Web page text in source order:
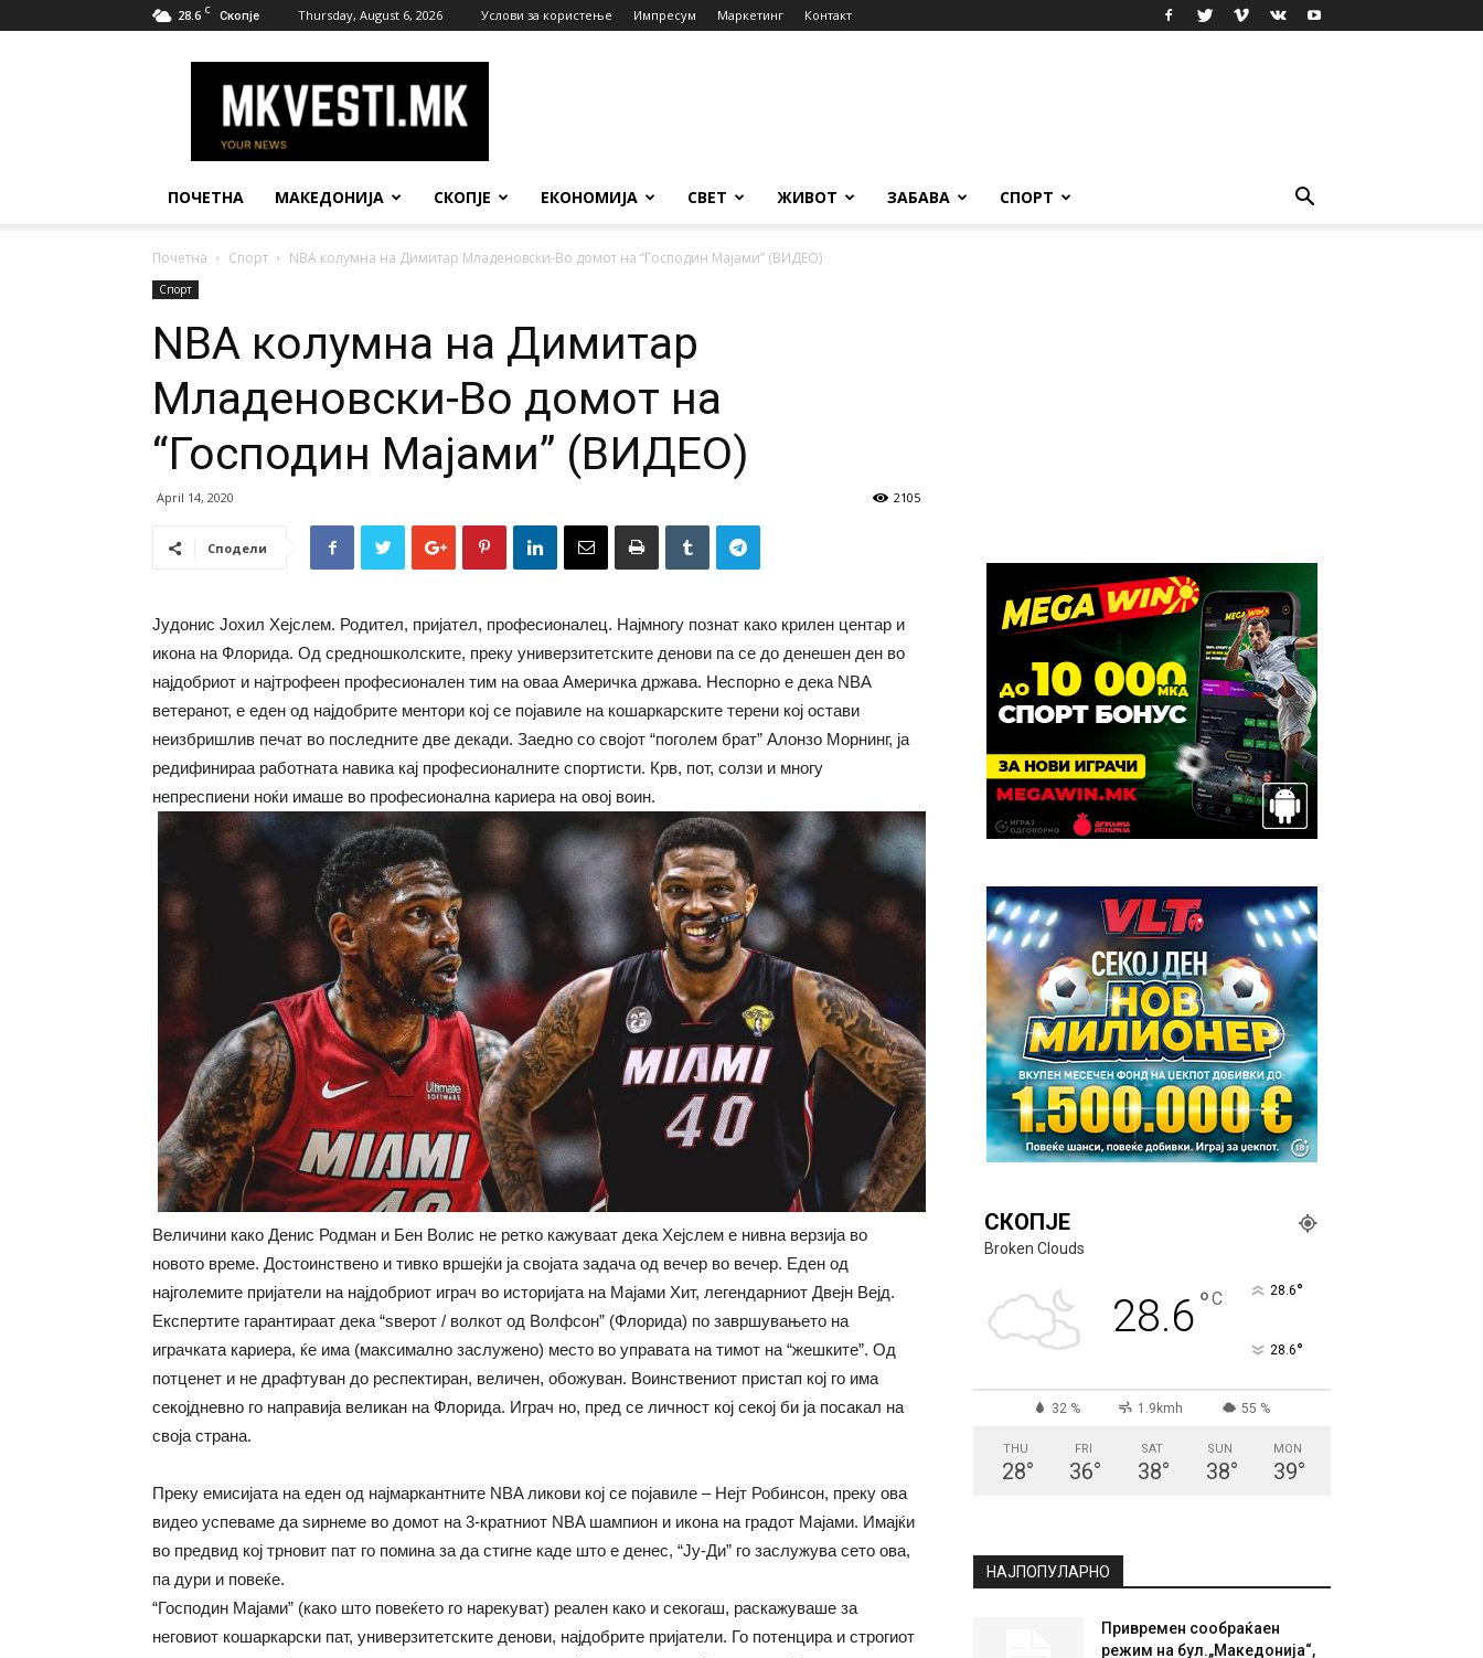
28.6 C Скопје Thursday, August 6, 2026 Услови за користење Импресум Маркетинг Контакт
Вести
ПОЧЕТНА МАКЕДОНИЈА СКОПЈЕ ЕКОНОМИЈА СВЕТ ЖИВОТ ЗАБАВА СПОРТ
Почетна Спорт NBA колумна на Димитар Младеновски-Во домот на “Господин Мајами” (ВИДЕО)
Спорт
NBA колумна на Димитар
Младеновски-Во домот на
“Господин Мајами” (ВИДЕО)
April 14, 2020 2105
Сподели
Јудонис Јохил Хејслем. Родител, пријател, професионалец. Најмногу познат како крилен центар и
икона на Флорида. Од средношколските, преку универзитетските денови па се до денешен ден во
најдобриот и најтрофеен професионален тим на оваа Америчка држава. Неспорно е дека NBA
ветеранот, е еден од најдобрите ментори кој се појавиле на кошаркарските терени кој oстави
неизбришлив печат во последните две декади. Заедно со својот “поголем брат” Алонзо Морнинг, ја
редифинираа работната навика кај професионалните спортисти. Крв, пот, солзи и многу
непреспиени ноќи имаше во професионална кариера на овој воин.
Величини како Денис Родман и Бен Волис не ретко кажуваат дека Хејслем е нивна верзија во
новото време. Достоинствено и тивко вршејќи ја својата задача од вечер во вечер. Еден од
најголемите пријатели на најдобриот играч во историјата на Мајами Хит, легендарниот Двејн Вејд.
Експертите гарантираат дека “ѕверот / волкот од Волфсон” (Флорида) по завршувањето на
играчката кариера, ќе има (максимално заслужено) место во управата на тимот на “жешките”. Од
потценет и не драфтуван до респектиран, величен, обожуван. Воинствениот пристап кој го има
секојдневно го направија великан на Флорида. Играч но, пред се личност кој секој би ја посакал на
своја страна.
Преку емисијата на еден од најмаркантните NBA ликови кој се појавиле – Нејт Робинсон, преку ова
видео успеваме да ѕирнеме во домот на 3-кратниот NBA шампион и икона на градот Мајами. Имајќи
во предвид кој трновит пат го помина за да стигне каде што е денес, “Ју-Ди” го заслужува сето ова,
па дури и повеќе.
“Господин Мајами” (како што повеќето го нарекуват) реален како и секогаш, раскажуваше за
неговиот кошаркарски пат, универзитетските денови, најдобрите пријатели. Го потенцира и строгиот
СКОПЈЕ
Broken Clouds
28.6°C 28.6°
28.6°
32 % 1.9kmh 55 %
THU
28°
FRI
36°
SAT
38°
SUN
38°
MON
39°
НАЈПОПУЛАРНО
Привремен сообраќаен
режим на бул.„Македонија“,